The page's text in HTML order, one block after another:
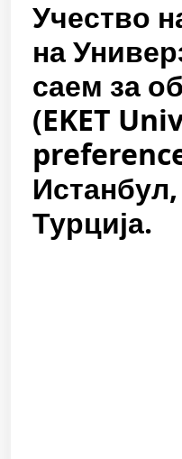
Учество
на
саем за
(EKET
Турција.